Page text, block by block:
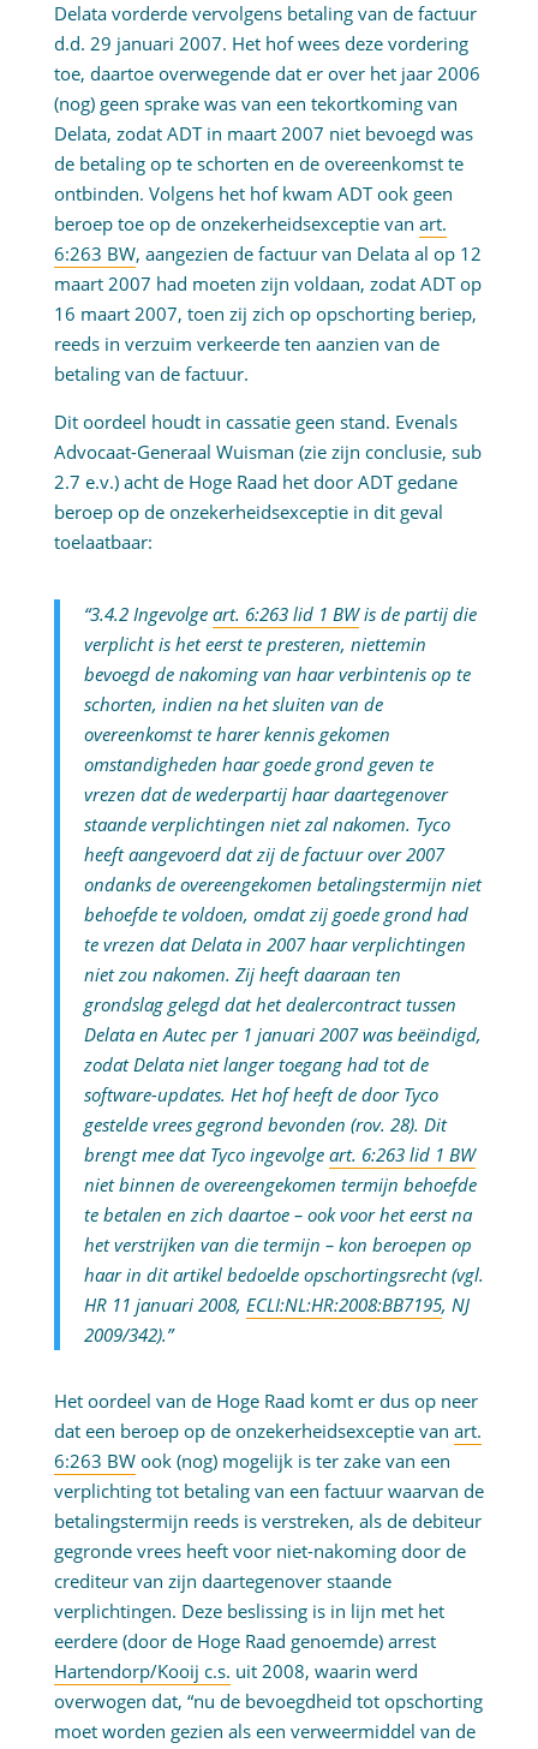
Delata vorderde vervolgens betaling van de factuur
d.d. 29 januari 2007. Het hof wees deze vordering
toe, daartoe overwegende dat er over het jaar 2006
(nog) geen sprake was van een tekortkoming van
Delata, zodat ADT in maart 2007 niet bevoegd was
de betaling op te schorten en de overeenkomst te
ontbinden. Volgens het hof kwam ADT ook geen
beroep toe op de onzekerheidsexceptie van art.
6:263 BW, aangezien de factuur van Delata al op 12
maart 2007 had moeten zijn voldaan, zodat ADT op
16 maart 2007, toen zij zich op opschorting beriep,
reeds in verzuim verkeerde ten aanzien van de
betaling van de factuur.
Dit oordeel houdt in cassatie geen stand. Evenals
Advocaat-Generaal Wuisman (zie zijn conclusie, sub
2.7 e.v.) acht de Hoge Raad het door ADT gedane
beroep op de onzekerheidsexceptie in dit geval
toelaatbaar:
“3.4.2 Ingevolge art. 6:263 lid 1 BWis de partij die
verplicht is het eerst te presteren, niettemin
bevoegd de nakoming van haar verbintenis op te
schorten, indien na het sluiten van de
overeenkomst te harer kennis gekomen
omstandigheden haar goede grond geven te
vrezen dat de wederpartij haar daartegenover
staande verplichtingen niet zal nakomen. Tyco
heeft aangevoerd dat zij de factuur over 2007
ondanks de overeengekomen betalingstermijn niet
behoefde te voldoen, omdat zij goede grond had
te vrezen dat Delata in 2007 haar verplichtingen
niet zou nakomen. Zij heeft daaraan ten
grondslag gelegd dat het dealercontract tussen
Delata en Autec per 1 januari 2007 was beëindigd,
zodat Delata niet langer toegang had tot de
software-updates. Het hof heeft de door Tyco
gestelde vrees gegrond bevonden (rov. 28). Dit
brengt mee dat Tyco ingevolge art. 6:263 lid 1 BW
niet binnen de overeengekomen termijn behoefde
te betalen en zich daartoe – ook voor het eerst na
het verstrijken van die termijn – kon beroepen op
haar in dit artikel bedoelde opschortingsrecht (vgl.
HR 11 januari 2008, ECLI:NL:HR:2008:BB7195, NJ
2009/342).”
Het oordeel van de Hoge Raad komt er dus op neer
dat een beroep op de onzekerheidsexceptie van art.
6:263 BWook (nog) mogelijk is ter zake van een
verplichting tot betaling van een factuur waarvan de
betalingstermijn reeds is verstreken, als de debiteur
gegronde vrees heeft voor niet-nakoming door de
crediteur van zijn daartegenover staande
verplichtingen. Deze beslissing is in lijn met het
eerdere (door de Hoge Raad genoemde) arrest
Hartendorp/Kooij c.s. uit 2008, waarin werd
overwogen dat, “nu de bevoegdheid tot opschorting
moet worden gezien als een verweermiddel van de